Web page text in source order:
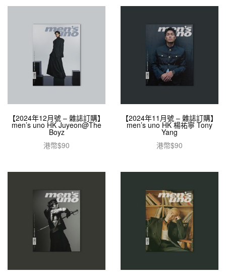
【2024年12月號 – 雜誌訂購】
men’s uno HK Juyeon@The
Boyz
港幣$90
【2024年11月號 – 雜誌訂購】
men’s uno HK 楊祐寧 Tony
Yang
港幣$90